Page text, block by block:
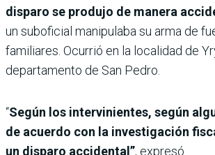
disparo se produjo de manera
un suboficial manipulaba su arma de
familiares. Ocurrió en la localidad de
departamento de San Pedro.
“Según los intervinientes, según
de acuerdo con la investigación
un disparo accidental”, expresó.